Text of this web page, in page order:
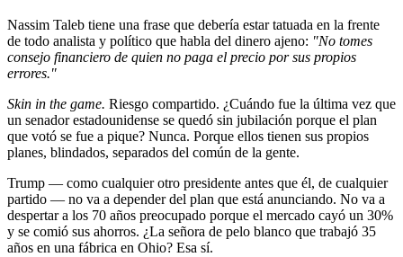
Nassim Taleb tiene una frase que debería estar tatuada en la frente
de todo analista y político que habla del dinero ajeno: "No tomes
consejo financiero de quien no paga el precio por sus propios
errores."
Skin in the game. Riesgo compartido. ¿Cuándo fue la última vez que
un senador estadounidense se quedó sin jubilación porque el plan
que votó se fue a pique? Nunca. Porque ellos tienen sus propios
planes, blindados, separados del común de la gente.
Trump — como cualquier otro presidente antes que él, de cualquier
partido — no va a depender del plan que está anunciando. No va a
despertar a los 70 años preocupado porque el mercado cayó un 30%
y se comió sus ahorros. ¿La señora de pelo blanco que trabajó 35
años en una fábrica en Ohio? Esa sí.